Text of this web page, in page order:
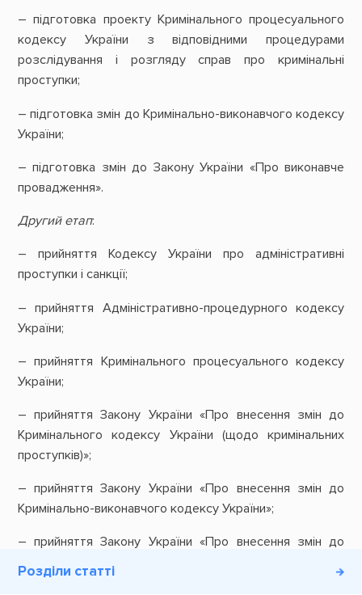
Розділи статті
– підготовка проекту Кримінального процесуального
кодексу України з відповідними процедурами
розслідування і розгляду справ про кримінальні
проступки;
– підготовка змін до Кримінально-виконавчого кодексу
України;
– підготовка змін до Закону України «Про виконавче
провадження».
Другий етап:
– прийняття Кодексу України про адміністративні
проступки і санкції;
– прийняття Адміністративно-процедурного кодексу
України;
– прийняття Кримінального процесуального кодексу
України;
– прийняття Закону України «Про внесення змін до
Кримінального кодексу України (щодо кримінальних
проступків)»;
– прийняття Закону України «Про внесення змін до
Кримінально-виконавчого кодексу України»;
– прийняття Закону України «Про внесення змін до
Закону України «Про виконавче провадження».